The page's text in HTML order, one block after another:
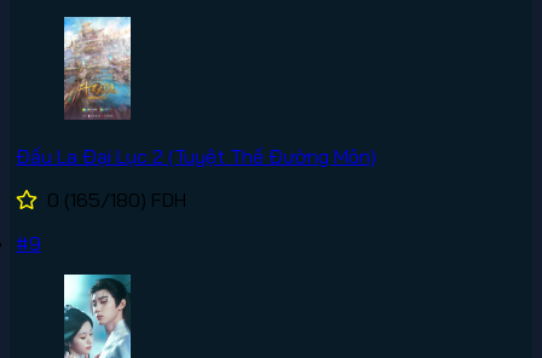
Đấu La Đại Lục 2 (Tuyệt Thế Đường Môn)
0 (165/180) FDH
#9